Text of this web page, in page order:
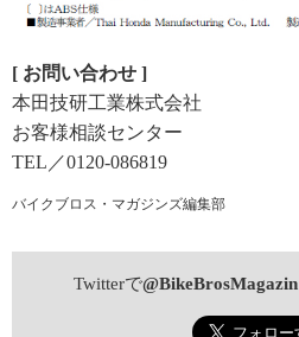
[ お問い合わせ ]
本田技研工業株式会社
お客様相談センター
TEL／0120-086819
バイクブロス・マガジンズ編集部
Twitterで@BikeBrosMagazin